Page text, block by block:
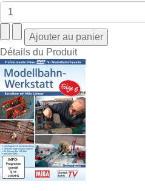
Détails du Produit